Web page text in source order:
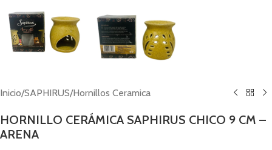
Inicio/SAPHIRUS/Hornillos Ceramica
HORNILLO CERÁMICA SAPHIRUS CHICO 9 CM –
ARENA